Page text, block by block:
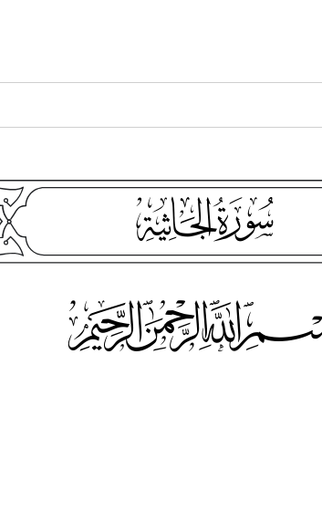
45